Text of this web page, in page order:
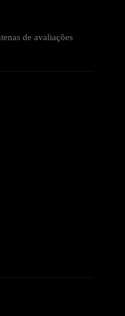
de avaliações